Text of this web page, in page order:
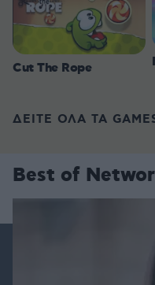
Cut The Rope
ΔΕΙΤΕ ΟΛΑ ΤΑ
Best of